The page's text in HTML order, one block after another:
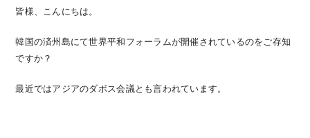
皆様、こんにちは。
韓国の済州島にて世界平和フォーラムが開催されているのをご存知
ですか？
最近ではアジアのダボス会議とも言われています。